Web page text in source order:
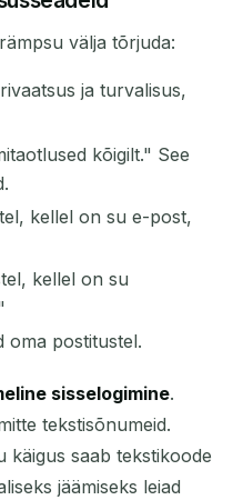
välja tõrjuda:
ja turvalisus,
kõigilt." See
kellel on su e-post,
kellel on su
oma postitustel.
sisselogimine.
tekstisõnumeid.
saab tekstikoode
jäämiseks leiad